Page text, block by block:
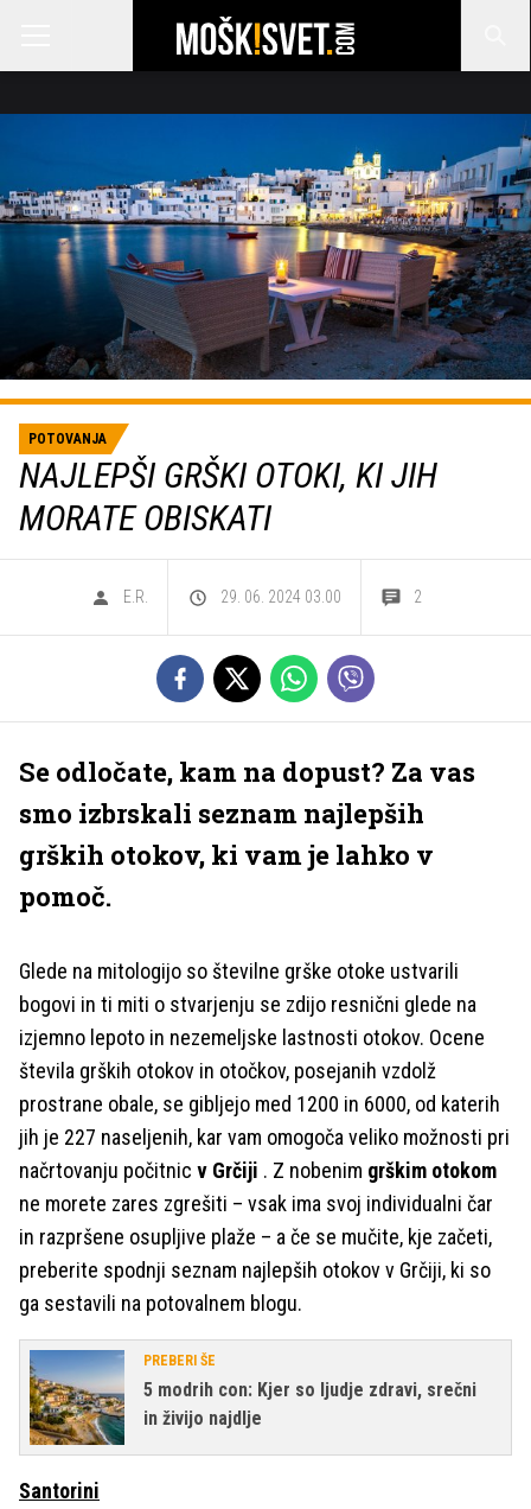
POTOVANJA
NAJLEPŠI GRŠKI OTOKI, KI JIH
MORATE OBISKATI
E.R. 29. 06. 2024 03.00 2
Se odločate, kam na dopust? Za vas
smo izbrskali seznam najlepših
grških otokov, ki vam je lahko v
pomoč.
Glede na mitologijo so številne grške otoke ustvarili
bogovi in ti miti o stvarjenju se zdijo resnični glede na
izjemno lepoto in nezemeljske lastnosti otokov. Ocene
števila grških otokov in otočkov, posejanih vzdolž
prostrane obale, se gibljejo med 1200 in 6000, od katerih
jih je 227 naseljenih, kar vam omogoča veliko možnosti pri
načrtovanju počitnic v Grčiji . Z nobenim grškim otokom
ne morete zares zgrešiti – vsak ima svoj individualni čar
in razpršene osupljive plaže – a če se mučite, kje začeti,
preberite spodnji seznam najlepših otokov v Grčiji, ki so
ga sestavili na potovalnem blogu.
PREBERI ŠE
5 modrih con: Kjer so ljudje zdravi, srečni
in živijo najdlje
Santorini